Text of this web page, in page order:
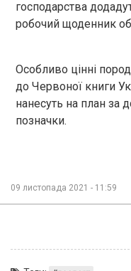
господарства
робочий щоденник
Особливо цінні
до Червоної книги
нанесуть на план за
позначки.
09 листопада 2021 - 11:59